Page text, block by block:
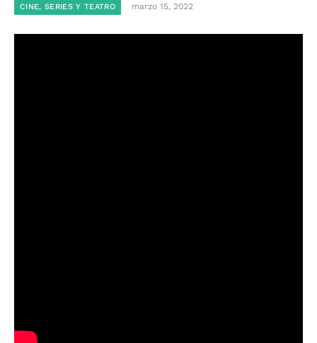
CINE, SERIES Y TEATRO marzo 15, 2022